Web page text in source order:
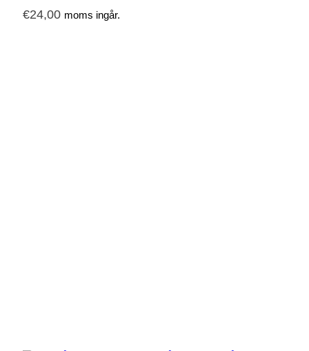
€24,00 moms ingår.